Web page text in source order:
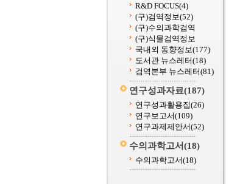
R&D FOCUS(4)
(구)검역정보(52)
(구)수의과학검역
(구)식물검역정보
국내외 동향정보(177)
도서관 뉴스레터(18)
검역본부 뉴스레터(81)
연구성과자료(187)
연구성과활용집(26)
연구보고서(109)
연구과제제안서(52)
수의과학고서(18)
수의과학고서(18)